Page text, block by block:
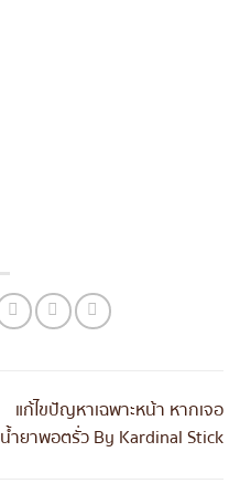
แก้ไขปัญหาเฉพาะหน้า หากเจอ
น้ำยาพอตรั่ว By Kardinal Stick